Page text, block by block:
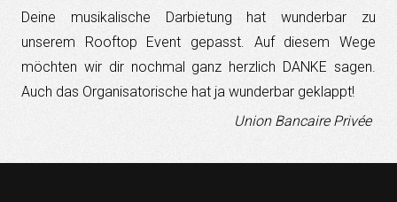
Deine musikalische Darbietung hat wunderbar zu
unserem Rooftop Event gepasst. Auf diesem Wege
möchten wir dir nochmal ganz herzlich DANKE sagen.
Auch das Organisatorische hat ja wunderbar geklappt!
Union Bancaire Privée